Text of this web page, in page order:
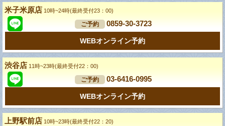
米子米原店 10時~24時(最終受付23：00)
ご予約 0859-30-3723
WEBオンライン予約
渋谷店 11時~23時(最終受付22：00)
ご予約 03-6416-0995
WEBオンライン予約
上野駅前店 10時~23時(最終受付22：20)